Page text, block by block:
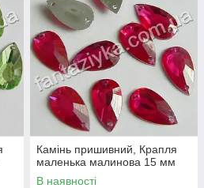
Камінь пришивний, Крапля
маленька малинова 15 мм
В наявності